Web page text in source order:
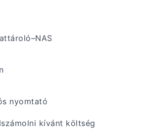
nyomtató
kívánt költség